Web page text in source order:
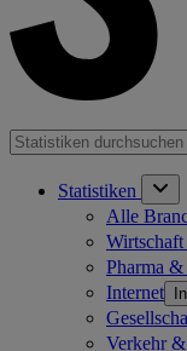
Statistiken
Alle
Pharma
Internet
Verkehr